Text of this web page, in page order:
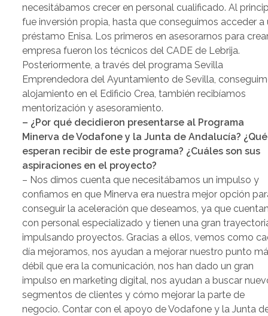
necesitábamos crecer en personal cualificado. Al
fue inversión propia, hasta que conseguimos acceder a
préstamo Enisa. Los primeros en asesorarnos para
empresa fueron los técnicos del CADE de Lebrija.
Posteriormente, a través del programa Sevilla
Emprendedora del Ayuntamiento de Sevilla,
alojamiento en el Edificio Crea, también recibíamos
mentorización y asesoramiento.
– ¿Por qué decidieron presentarse al Programa
Minerva de Vodafone y la Junta de Andalucía? ¿Qué
esperan recibir de este programa? ¿Cuáles son sus
aspiraciones en el proyecto?
– Nos dimos cuenta que necesitábamos un impulso y
confiamos en que Minerva era nuestra mejor opción
conseguir la aceleración que deseamos, ya que
con personal especializado y tienen una gran
impulsando proyectos. Gracias a ellos, vemos como
día mejoramos, nos ayudan a mejorar nuestro punto
débil que era la comunicación, nos han dado un gran
impulso en marketing digital, nos ayudan a buscar
segmentos de clientes y cómo mejorar la parte de
negocio. Contar con el apoyo de Vodafone y la Junta